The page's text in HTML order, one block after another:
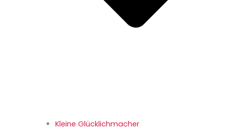
Kleine Glücklich­macher